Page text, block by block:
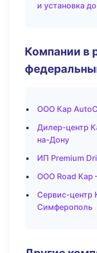
и установка
Компании в
ООО Кар
Дилер-центр
на-Дону
ИП Premium
ООО Road
Сервис-
Симферополь